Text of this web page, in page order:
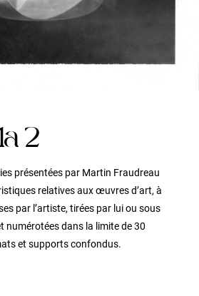
2
présentées par Martin Fraudreau
relatives aux œuvres d’art, à
par l’artiste, tirées par lui ou sous
numérotées dans la limite de 30
et supports confondus.